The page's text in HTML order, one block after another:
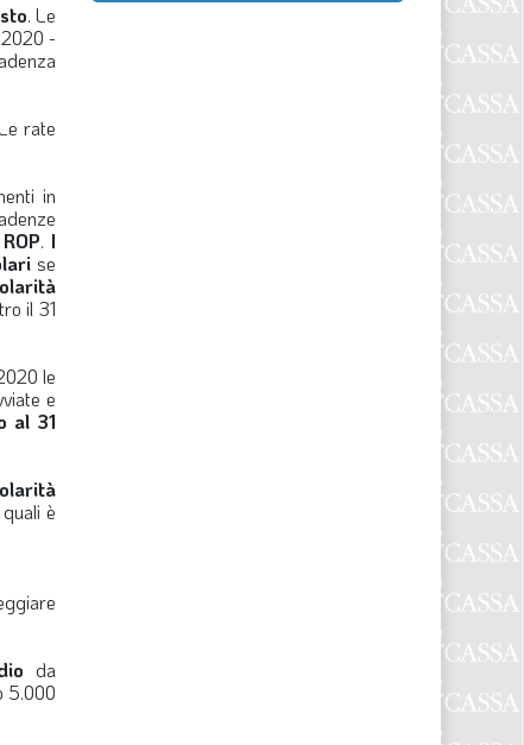
. Le
-
rate
in
ROP. I
se
il 31
le
e
al 31
è
da
5.000